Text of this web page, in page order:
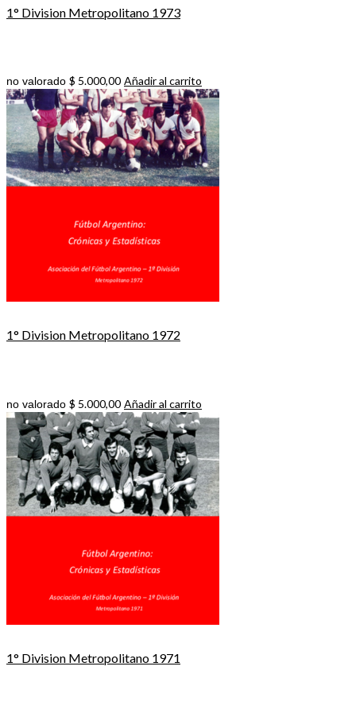
1° Division Metropolitano 1973
no valorado $ 5.000,00 Añadir al carrito
1° Division Metropolitano 1972
no valorado $ 5.000,00 Añadir al carrito
1° Division Metropolitano 1971